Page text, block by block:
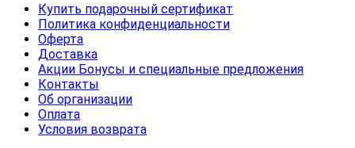
Купить подарочный сертификат
Политика конфиденциальности
Оферта
Доставка
Акции Бонусы и специальные предложения
Контакты
Об организации
Оплата
Условия возврата